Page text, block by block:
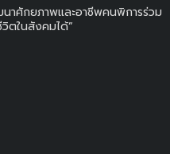
าศักยภาพและอาชีพคนพิการร่วม
ตในสังคมได้”